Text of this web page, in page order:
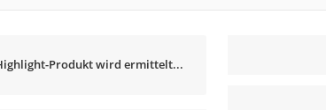
Produkt wird ermittelt...